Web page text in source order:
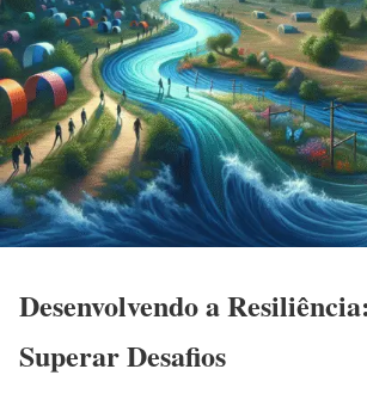
Desenvolvendo a
Superar Desafios